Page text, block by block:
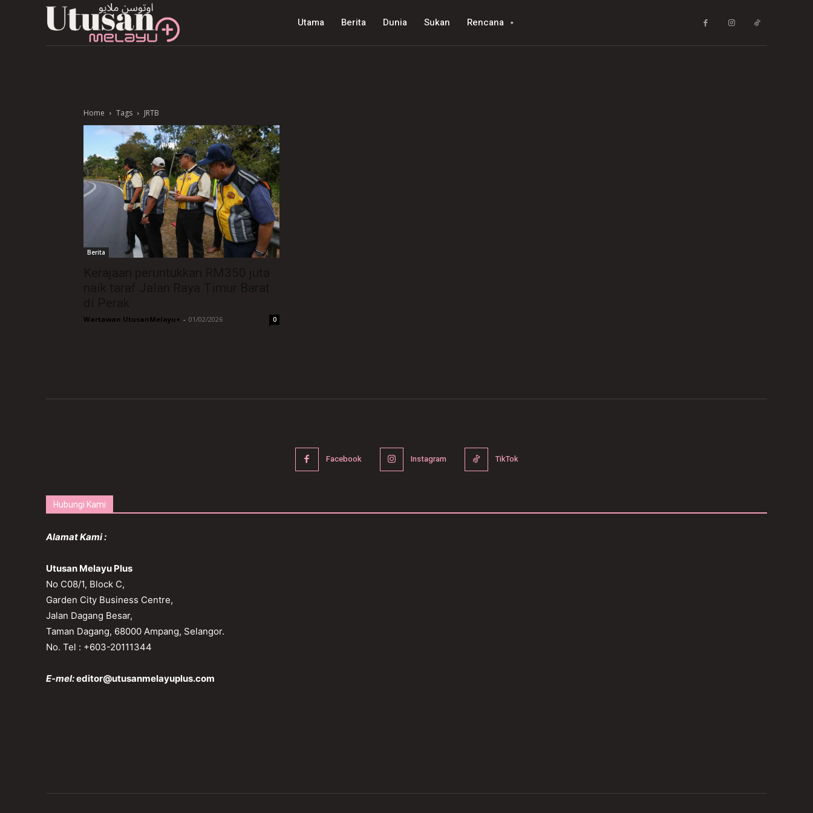
Utama Berita Dunia Sukan Rencana
Home Tags JRTB
Berita
Wartawan UtusanMelayu+ - 01/02/2026 0
Facebook Instagram TikTok
Hubungi Kami
Alamat Kami :
Utusan Melayu Plus
No C08/1, Block C,
Garden City Business Centre,
Jalan Dagang Besar,
Taman Dagang, 68000 Ampang, Selangor.
No. Tel : +603-20111344
E-mel:editor@utusanmelayuplus.com